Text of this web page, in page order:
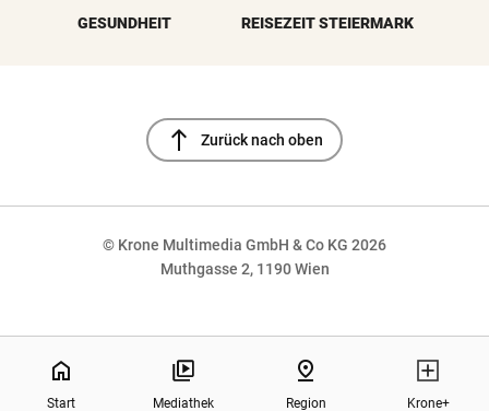
GESUNDHEIT REISEZEIT STEIERMARK
north Zurück nach oben
© Krone Multimedia GmbH & Co KG 2026
Muthgasse 2, 1190 Wien
home
Start Mediathek
pin_drop
Region Krone+
NaN%